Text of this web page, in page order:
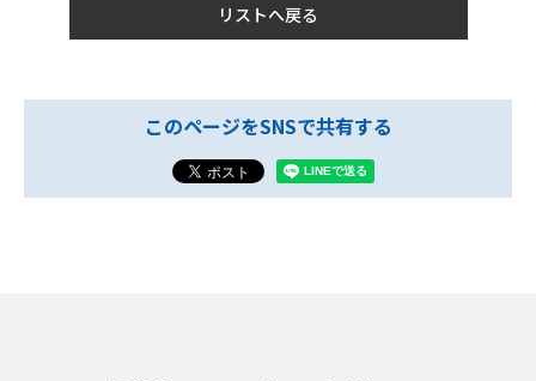
リストへ戻る
このページをSNSで共有する